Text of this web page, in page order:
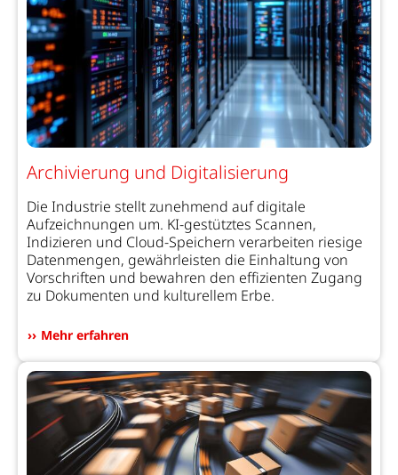
Archivierung und Digitalisierung
Die Industrie stellt zunehmend auf digitale
Aufzeichnungen um. KI-gestütztes Scannen,
Indizieren und Cloud-Speichern verarbeiten riesige
Datenmengen, gewährleisten die Einhaltung von
Vorschriften und bewahren den effizienten Zugang
zu Dokumenten und kulturellem Erbe.
Mehr erfahren